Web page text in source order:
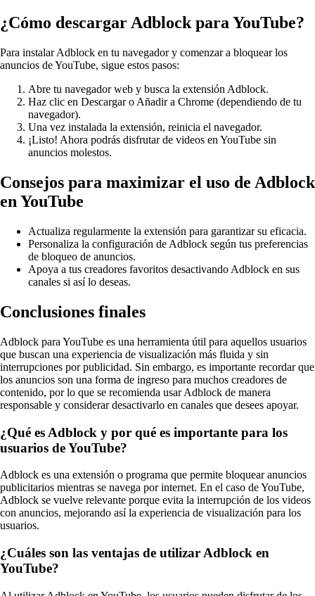
¿Cómo descargar Adblock para YouTube?
Para instalar Adblock en tu navegador y comenzar a bloquear los
anuncios de YouTube, sigue estos pasos:
Abre tu navegador web y busca la extensión Adblock.
Haz clic en Descargar o Añadir a Chrome (dependiendo de tu
navegador).
Una vez instalada la extensión, reinicia el navegador.
¡Listo! Ahora podrás disfrutar de videos en YouTube sin
anuncios molestos.
Consejos para maximizar el uso de Adblock
en YouTube
Actualiza regularmente la extensión para garantizar su eficacia.
Personaliza la configuración de Adblock según tus preferencias
de bloqueo de anuncios.
Apoya a tus creadores favoritos desactivando Adblock en sus
canales si así lo deseas.
Conclusiones finales
Adblock para YouTube es una herramienta útil para aquellos usuarios
que buscan una experiencia de visualización más fluida y sin
interrupciones por publicidad. Sin embargo, es importante recordar que
los anuncios son una forma de ingreso para muchos creadores de
contenido, por lo que se recomienda usar Adblock de manera
responsable y considerar desactivarlo en canales que desees apoyar.
¿Qué es Adblock y por qué es importante para los
usuarios de YouTube?
Adblock es una extensión o programa que permite bloquear anuncios
publicitarios mientras se navega por internet. En el caso de YouTube,
Adblock se vuelve relevante porque evita la interrupción de los videos
con anuncios, mejorando así la experiencia de visualización para los
usuarios.
¿Cuáles son las ventajas de utilizar Adblock en
YouTube?